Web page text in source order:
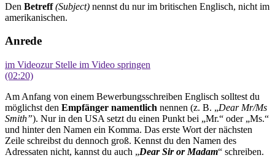
Den Betreff (Subject) nennst du nur im britischen Englisch, nicht im
amerikanischen.
Anrede
im Videozur Stelle im Video springen
(02:20)
Am Anfang von einem Bewerbungsschreiben Englisch solltest du
möglichst den Empfänger namentlich nennen (z. B. „Dear Mr/Ms
Smith”). Nur in den USA setzt du einen Punkt bei „Mr.“ oder „Ms.“
und hinter den Namen ein Komma. Das erste Wort der nächsten
Zeile schreibst du dennoch groß. Kennst du den Namen des
Adressaten nicht, kannst du auch „Dear Sir or Madam“ schreiben.